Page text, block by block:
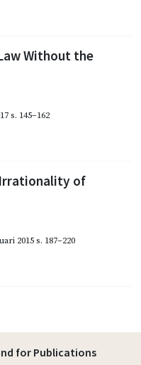
Without the
s. 145–162
of
2015s. 187–220
for Publications